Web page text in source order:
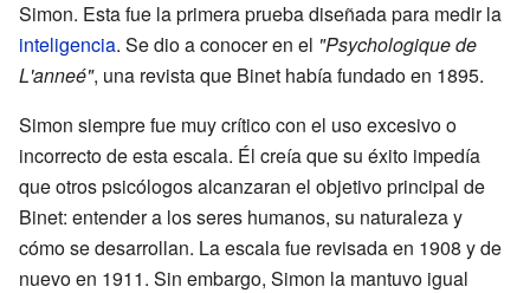
Simon. Esta fue la primera prueba diseñada para medir la
inteligencia. Se dio a conocer en el "Psychologique de
L'anneé", una revista que Binet había fundado en 1895.
Simon siempre fue muy crítico con el uso excesivo o
incorrecto de esta escala. Él creía que su éxito impedía
que otros psicólogos alcanzaran el objetivo principal de
Binet: entender a los seres humanos, su naturaleza y
cómo se desarrollan. La escala fue revisada en 1908 y de
nuevo en 1911. Sin embargo, Simon la mantuvo igual